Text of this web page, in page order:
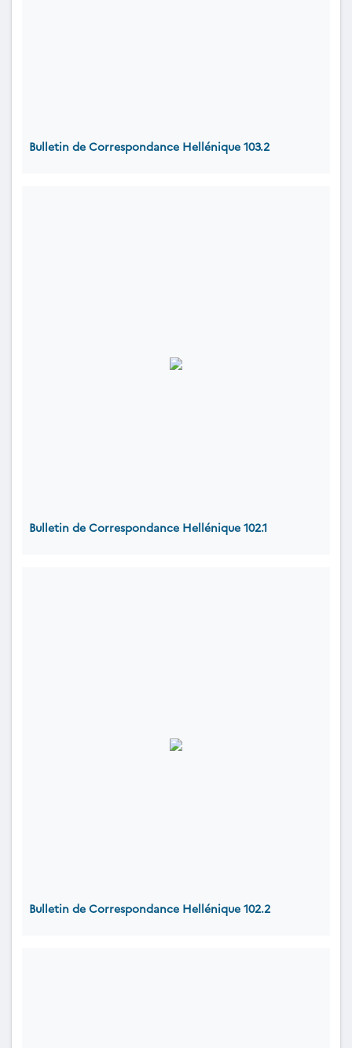
Bulletin de Correspondance Hellénique 103.2
Bulletin de Correspondance Hellénique 102.1
Bulletin de Correspondance Hellénique 102.2